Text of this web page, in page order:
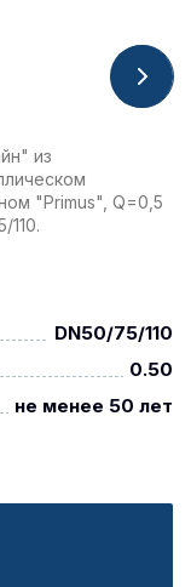
из
"Primus", Q=0,5
110.
DN50/75/110
0.50
не менее 50 лет